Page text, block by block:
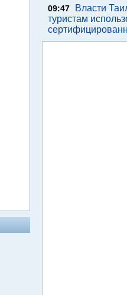
09:47
Власти
туристам